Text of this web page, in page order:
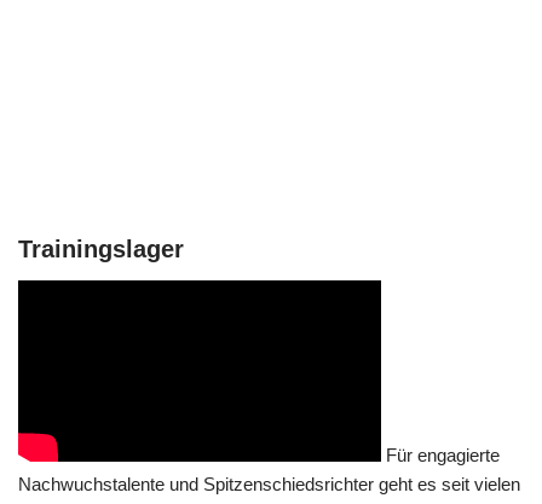
Trainingslager
Für engagierte
Nachwuchstalente und Spitzenschiedsrichter geht es seit vielen